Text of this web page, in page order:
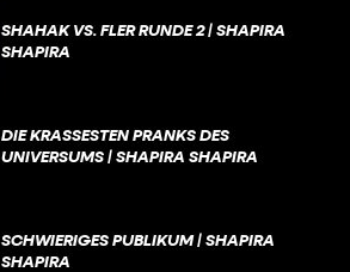
SHAHAK VS. FLER RUNDE 2 | SHAPIRA
SHAPIRA
DIE KRASSESTEN PRANKS DES
UNIVERSUMS | SHAPIRA SHAPIRA
SCHWIERIGES PUBLIKUM | SHAPIRA
SHAPIRA